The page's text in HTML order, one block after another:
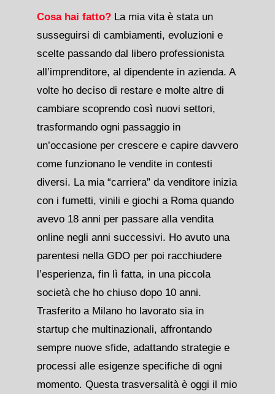
Cosa hai fatto? La mia vita è stata un
susseguirsi di cambiamenti, evoluzioni e
scelte passando dal libero professionista
all’imprenditore, al dipendente in azienda. A
volte ho deciso di restare e molte altre di
cambiare scoprendo così nuovi settori,
trasformando ogni passaggio in
un’occasione per crescere e capire davvero
come funzionano le vendite in contesti
diversi. La mia “carriera” da venditore inizia
con i fumetti, vinili e giochi a Roma quando
avevo 18 anni per passare alla vendita
online negli anni successivi. Ho avuto una
parentesi nella GDO per poi racchiudere
l’esperienza, fin lì fatta, in una piccola
società che ho chiuso dopo 10 anni.
Trasferito a Milano ho lavorato sia in
startup che multinazionali, affrontando
sempre nuove sfide, adattando strategie e
processi alle esigenze specifiche di ogni
momento. Questa trasversalità è oggi il mio